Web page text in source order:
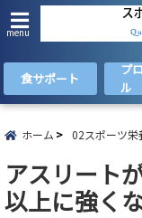
menu
食サポート
プ
ル
ホーム 02スポーツ栄
アスリート
以上に強くな